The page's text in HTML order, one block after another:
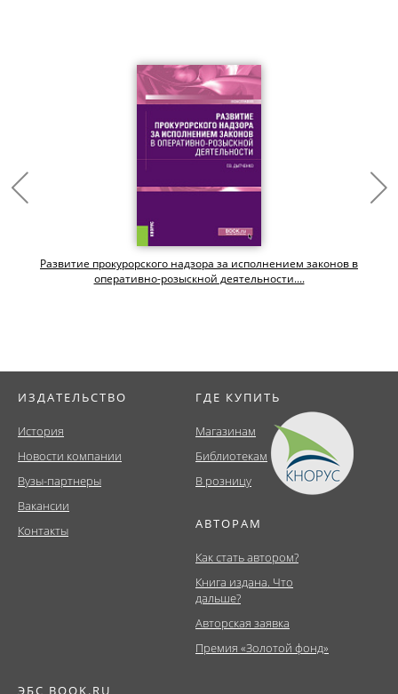
Развитие прокурорского надзора за исполнением законов в
оперативно-розыскной деятельности....
ИЗДАТЕЛЬСТВО
История
Новости компании
Вузы-партнеры
Вакансии
Контакты
ГДЕ КУПИТЬ
Магазинам
Библиотекам
В розницу
АВТОРАМ
Как стать автором?
Книга издана. Что
дальше?
Авторская заявка
Премия «Золотой фонд»
ЭБС BOOK.RU